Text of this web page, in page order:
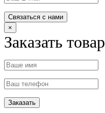
×
Заказать товар